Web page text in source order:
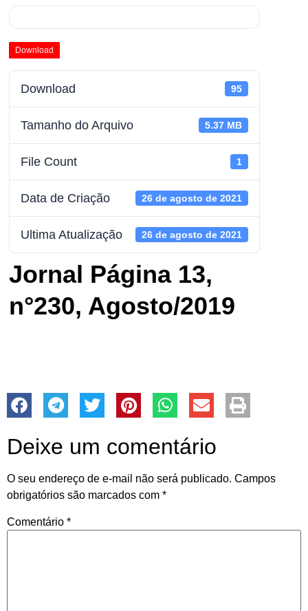
Download
Download 95
Tamanho do Arquivo 5.37 MB
File Count 1
Data de Criação 26 de agosto de 2021
Ultima Atualização 26 de agosto de 2021
Jornal Página 13,
n°230, Agosto/2019
Deixe um comentário
O seu endereço de e-mail não será publicado. Campos
obrigatórios são marcados com *
Comentário *